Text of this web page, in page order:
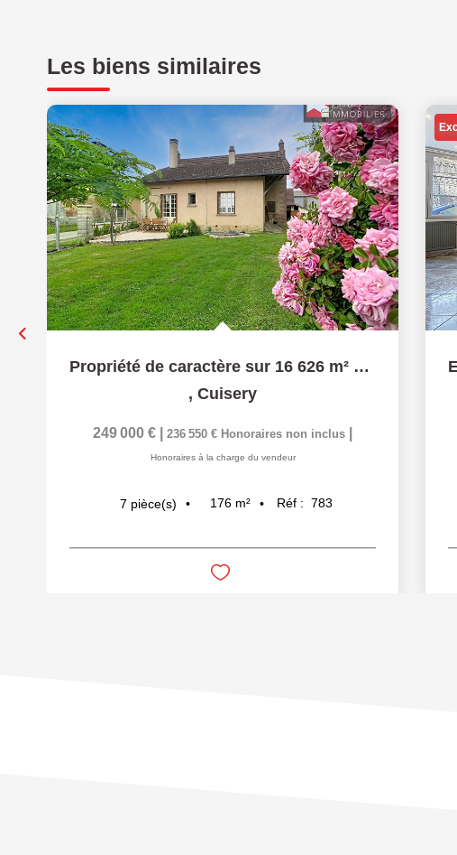
Les biens similaires
Propriété de caractère sur 16 626 m² avec maison de 175 m²...
, Cuisery
249 000 € 236 550 € Honoraires non inclus
Honoraires à la charge du vendeur
7 pièce(s) 176 m² Réf : 783